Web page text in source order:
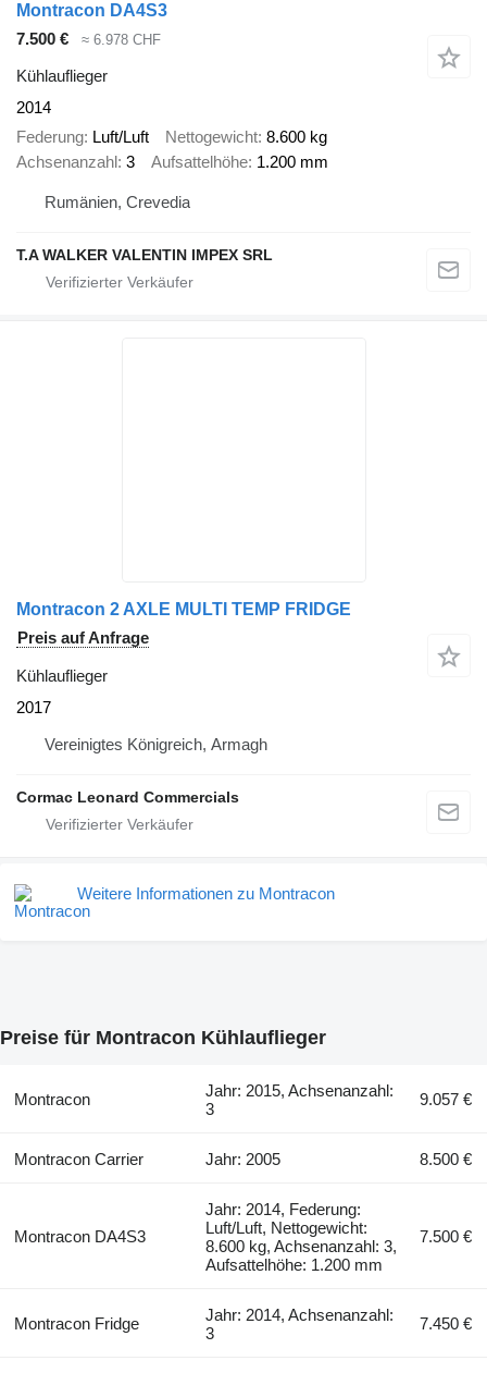
Montracon DA4S3
7.500 €
≈ 6.978 CHF
Kühlauflieger
2014
Federung Luft/Luft Nettogewicht 8.600 kg
Achsenanzahl 3 Aufsattelhöhe 1.200 mm
Rumänien, Crevedia
T.A WALKER VALENTIN IMPEX SRL
Montracon 2 AXLE MULTI TEMP FRIDGE
Preis auf Anfrage
Kühlauflieger
2017
Vereinigtes Königreich, Armagh
Cormac Leonard Commercials
Weitere Informationen zu Montracon
Preise für Montracon Kühlauflieger
Montracon
Jahr: 2015, Achsenanzahl:
3
9.057 €
Montracon Carrier Jahr: 2005 8.500 €
Montracon DA4S3
Jahr: 2014, Federung:
Luft/Luft, Nettogewicht:
8.600 kg, Achsenanzahl: 3,
Aufsattelhöhe: 1.200 mm
7.500 €
Montracon Fridge
Jahr: 2014, Achsenanzahl:
3
7.450 €